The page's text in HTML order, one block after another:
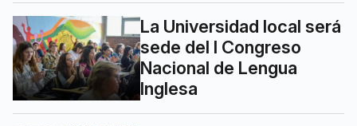
La Universidad local será
sede del I Congreso
Nacional de Lengua
Inglesa